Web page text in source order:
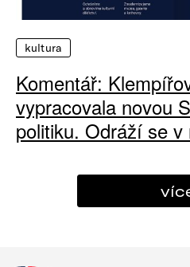
kultura
Komentář:
vypracovala novou
politiku. Odráží se